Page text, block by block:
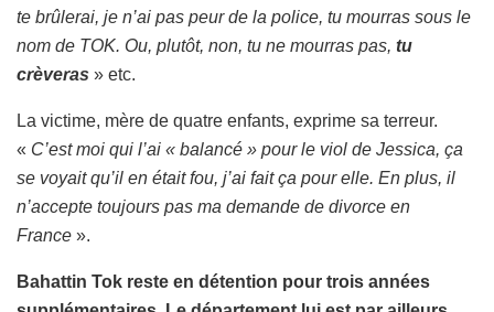
te brûlerai, je n’ai pas peur de la police, tu mourras sous le
nom de TOK. Ou, plutôt, non, tu ne mourras pas, tu
crèveras » etc.
La victime, mère de quatre enfants, exprime sa terreur.
« C’est moi qui l’ai « balancé » pour le viol de Jessica, ça
se voyait qu’il en était fou, j’ai fait ça pour elle. En plus, il
n’accepte toujours pas ma demande de divorce en
France ».
Bahattin Tok reste en détention pour trois années